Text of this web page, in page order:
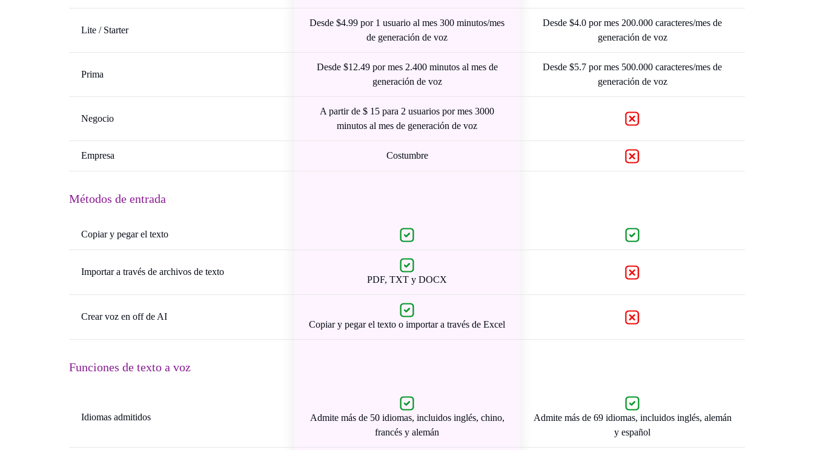
Lite / Starter
Desde $4.99 por 1 usuario al mes 300 minutos/mes
de generación de voz
Desde $4.0 por mes 200.000 caracteres/mes de
generación de voz
Prima
Desde $12.49 por mes 2.400 minutos al mes de
generación de voz
Desde $5.7 por mes 500.000 caracteres/mes de
generación de voz
Negocio
A partir de $ 15 para 2 usuarios por mes 3000
minutos al mes de generación de voz
Empresa Costumbre
Métodos de entrada
Copiar y pegar el texto
Importar a través de archivos de texto
PDF, TXT y DOCX
Crear voz en off de AI
Copiar y pegar el texto o importar a través de Excel
Funciones de texto a voz
Idiomas admitidos
Admite más de 50 idiomas, incluidos inglés, chino,
francés y alemán
Admite más de 69 idiomas, incluidos inglés, alemán
y español